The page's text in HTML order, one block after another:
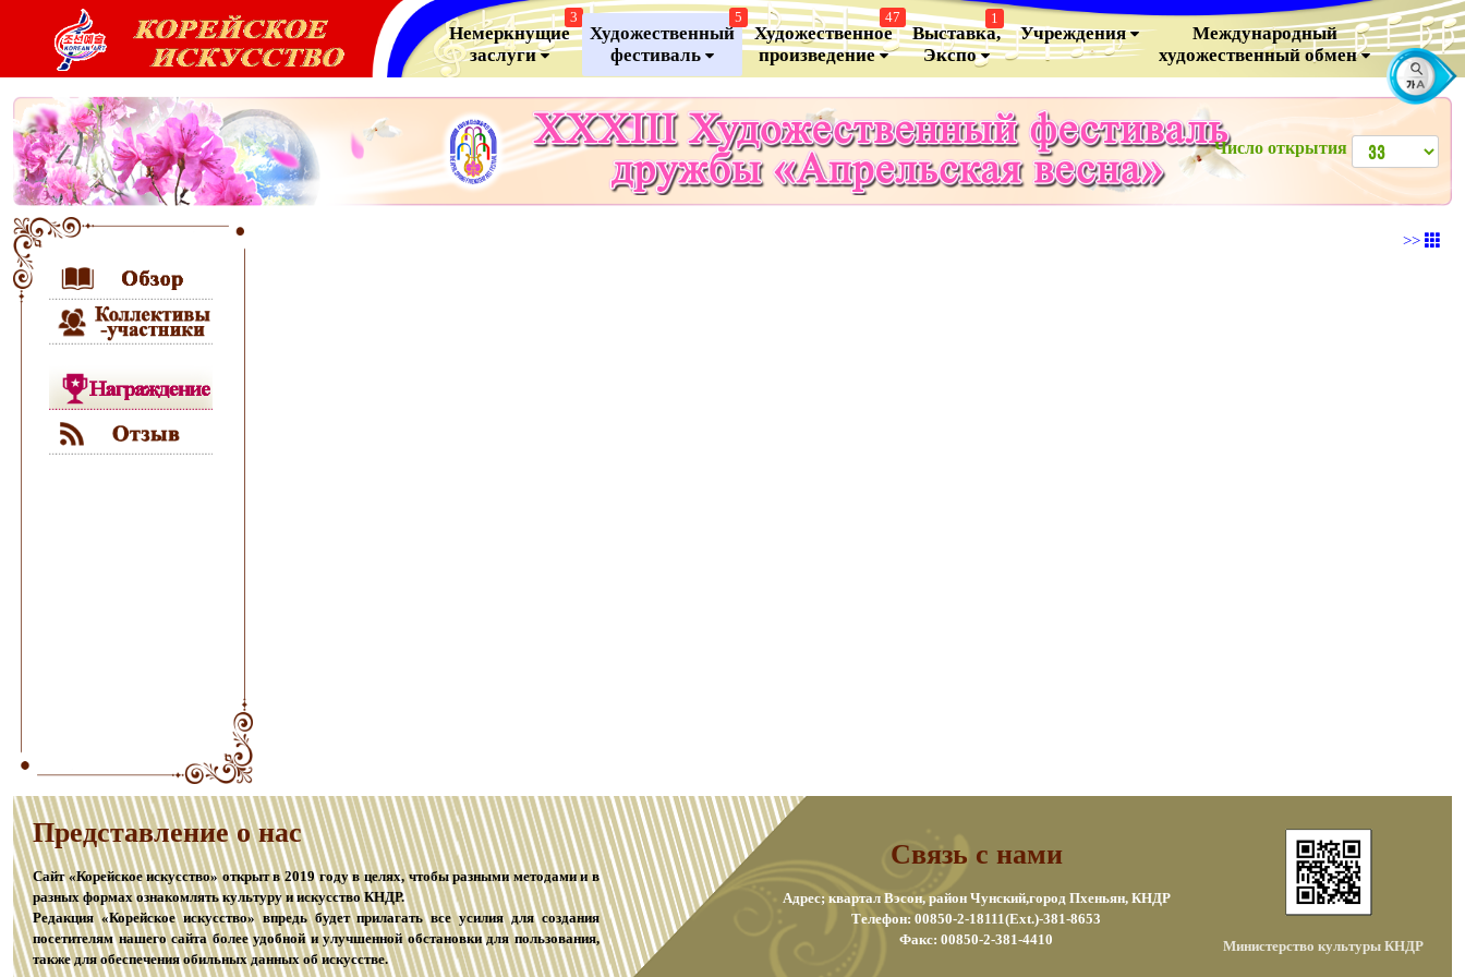
Немеркнущие
заслуги
3
Художественный
фестиваль
5
Художественное
произведение
47
Выставка,
Экспо
1
Учреждения
Международный
художественный обмен
Число открытия
>>
Представление о наc
Сайт «Корейское искусство» открыт в 2019 году в целях, чтобы разными методами и в
разных формах ознакомлять культуру и искусство КНДР.
Редакция «Корейское искусство» впредь будет прилагать все усилия для создания
посетителям нашего сайта более удобной и улучшенной обстановки для пользования,
также для обеспечения обильных данных об искусстве.
Связь с нами
Адрес; квартал Вэсон, район Чунский,город Пхеньян, КНДР
Телефон: 00850-2-18111(Ext.)-381-8653
Факс: 00850-2-381-4410
Министерство культуры КНДР